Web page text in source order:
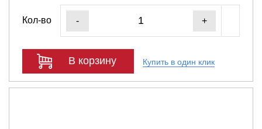
Кол-во - +
В корзину Купить в один клик